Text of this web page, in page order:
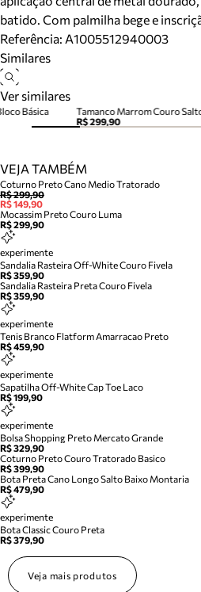
batido. Com palmilha bege e
Referência: A1005512940003
Similares
Ver similares
Tamanco Marrom Couro
R$ 299,90
Básica
VEJA TAMBÉM
Coturno Preto Cano Medio Tratorado
R$ 299,90
R$ 149,90
Mocassim Preto Couro Luma
R$ 299,90
experimente
Sandalia Rasteira Off-White Couro Fivela
R$ 359,90
Sandalia Rasteira Preta Couro Fivela
R$ 359,90
experimente
Tenis Branco Flatform Amarracao Preto
R$ 459,90
experimente
Sapatilha Off-White Cap Toe Laco
R$ 199,90
experimente
Bolsa Shopping Preto Mercato Grande
R$ 329,90
Coturno Preto Couro Tratorado Basico
R$ 399,90
Bota Preta Cano Longo Salto Baixo Montaria
R$ 479,90
experimente
Bota Classic Couro Preta
R$ 379,90
Veja mais produtos